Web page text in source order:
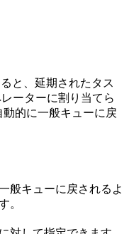
と、延期されたタス
ーターに割り当てら
動的に一般キューに戻
般キューに戻されるよ
。